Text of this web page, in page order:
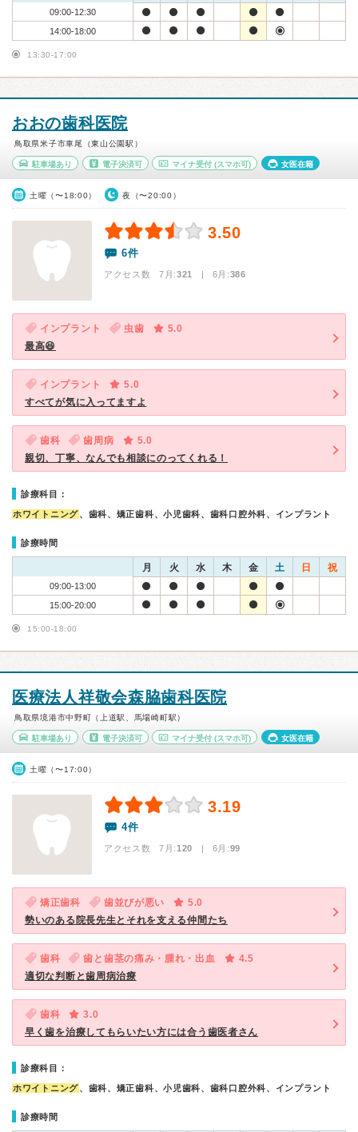
09:00-12:30
14:00-18:00
13:30-17:00
おおの歯科医院
鳥取県米子市車尾（東山公園駅）
駐車場あり 電子決済可 マイナ受付 (スマホ可) 女医在籍
土曜（〜18:00） 夜（〜20:00）
3.50
6件
アクセス数 7月:321 | 6月:386
インプラント 虫歯
5.0
最高😆
インプラント
5.0
すべてが気に入ってますよ
歯科 歯周病
5.0
親切、丁寧、なんでも相談にのってくれる！
診療科目：
ホワイトニング、歯科、矯正歯科、小児歯科、歯科口腔外科、インプラント
診療時間
月 火 水 木 金 土 日 祝
09:00-13:00
15:00-20:00
15:00-18:00
医療法人祥敬会森脇歯科医院
鳥取県境港市中野町（上道駅、馬場崎町駅）
駐車場あり 電子決済可 マイナ受付 (スマホ可) 女医在籍
土曜（〜17:00）
3.19
4件
アクセス数 7月:120 | 6月:99
矯正歯科 歯並びが悪い
5.0
勢いのある院長先生とそれを支える仲間たち
歯科 歯と歯茎の痛み・腫れ・出血
4.5
適切な判断と歯周病治療
歯科
3.0
早く歯を治療してもらいたい方には合う歯医者さん
診療科目：
ホワイトニング、歯科、矯正歯科、小児歯科、歯科口腔外科、インプラント
診療時間